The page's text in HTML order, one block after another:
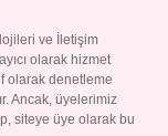
ve İletişim
olarak hizmet
olarak denetleme
Ancak, üyelerimiz
siteye üye olarak bu